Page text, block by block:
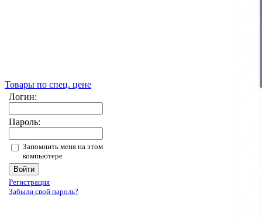
Товары по спец. цене
Логин:
Пароль:
Запомнить меня на этом
компьютере
Регистрация
Забыли свой пароль?